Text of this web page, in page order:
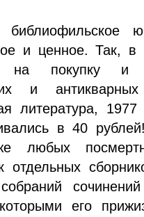
библиофильское
и ценное. Так, в
на покупку и
и
литература,
в 40
любых
отдельных
собраний
его